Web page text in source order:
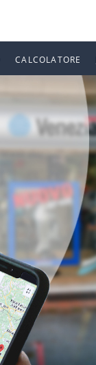
CALCOLATORE